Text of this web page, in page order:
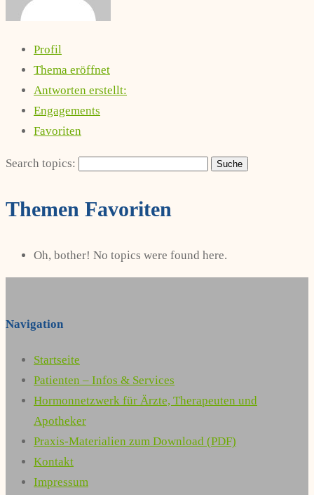
Profil
Thema eröffnet
Antworten erstellt:
Engagements
Favoriten
Search topics:
Themen Favoriten
Oh, bother! No topics were found here.
Navigation
Startseite
Patienten – Infos & Services
Hormonnetzwerk für Ärzte, Therapeuten und
Apotheker
Praxis-Materialien zum Download (PDF)
Kontakt
Impressum